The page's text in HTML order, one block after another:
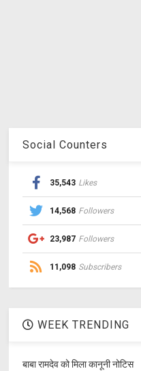
Social Counters
35,543 Likes
14,568 Followers
23,987 Followers
11,098 Subscribers
WEEK TRENDING
बाबा रामदेव को मिला कानूनी नोटिस